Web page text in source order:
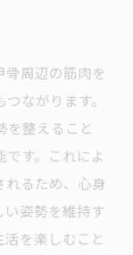
骨周辺の筋肉を
ながります。
を整えること
す。これによ
れるため、心身
い姿勢を維持す
を楽しむこと